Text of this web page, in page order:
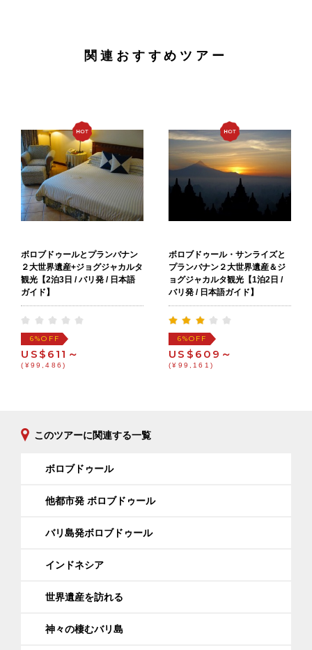
関連おすすめツアー
ボロブドゥールとプランバナン
２大世界遺産+ジョグジャカルタ
観光【2泊3日 / バリ発 / 日本語
ガイド】
6%OFF
US$611～
(¥99,486)
ボロブドゥール・サンライズと
プランバナン２大世界遺産＆ジ
ョグジャカルタ観光【1泊2日 /
バリ発 / 日本語ガイド】
6%OFF
US$609～
(¥99,161)
このツアーに関連する一覧
ボロブドゥール
他都市発 ボロブドゥール
バリ島発ボロブドゥール
インドネシア
世界遺産を訪れる
神々の棲むバリ島